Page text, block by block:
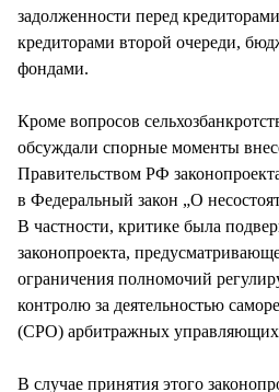
задолженности перед
кредиторами второй очереди,
фондами.
Кроме вопросов
обсуждали спорные моменты
Правительством РФ
в Федеральный закон „О
В частности, критике была
законопроекта,
ограничения полномочий
контролю за деятельностью
(СРО) арбитражных
В случае принятия этого